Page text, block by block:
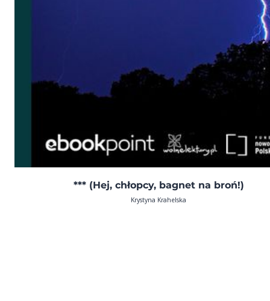
*** (Hej, chłopcy, bagnet na broń!)
Krystyna Krahelska